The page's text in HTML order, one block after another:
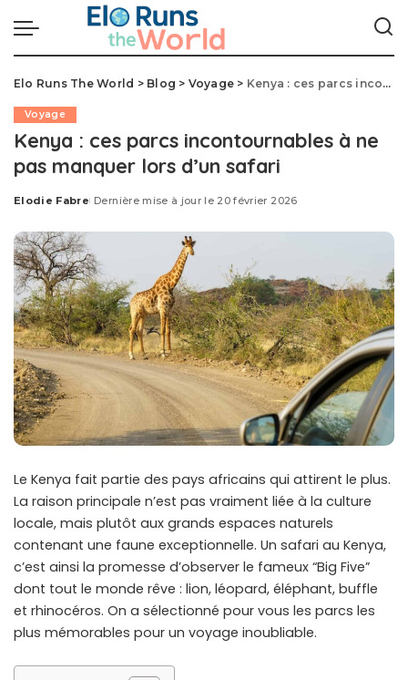
Elo Runs The World > Blog > Voyage > Kenya : ces parcs incontournables à ne pas manquer lors d’un safari
Voyage
Kenya : ces parcs incontournables à ne
pas manquer lors d’un safari
Posted
Elodie Fabre Dernière mise à jour le 20 février 2026
Le Kenya fait partie des pays africains qui attirent le plus.
La raison principale n’est pas vraiment liée à la culture
locale, mais plutôt aux grands espaces naturels
contenant une faune exceptionnelle. Un safari au Kenya,
c’est ainsi la promesse d’observer le fameux “Big Five”
dont tout le monde rêve : lion, léopard, éléphant, buffle
et rhinocéros. On a sélectionné pour vous les parcs les
plus mémorables pour un voyage inoubliable.